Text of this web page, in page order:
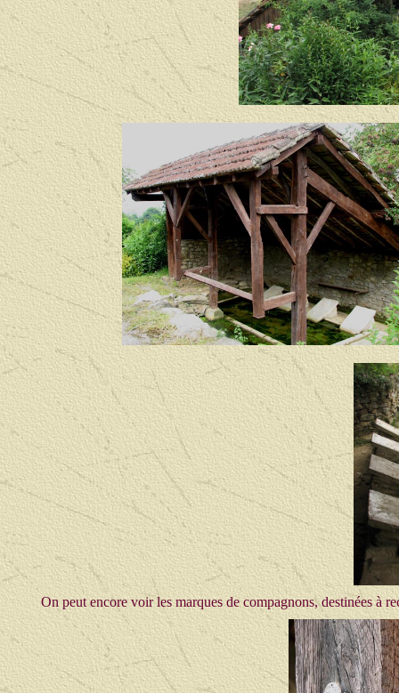
On peut encore voir les marques de compagnons, destinées à